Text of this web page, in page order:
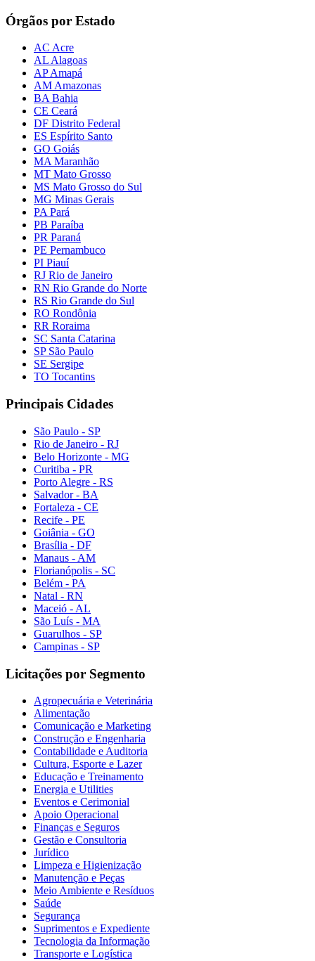
Órgãos por Estado
AC Acre
AL Alagoas
AP Amapá
AM Amazonas
BA Bahia
CE Ceará
DF Distrito Federal
ES Espírito Santo
GO Goiás
MA Maranhão
MT Mato Grosso
MS Mato Grosso do Sul
MG Minas Gerais
PA Pará
PB Paraíba
PR Paraná
PE Pernambuco
PI Piauí
RJ Rio de Janeiro
RN Rio Grande do Norte
RS Rio Grande do Sul
RO Rondônia
RR Roraima
SC Santa Catarina
SP São Paulo
SE Sergipe
TO Tocantins
Principais Cidades
São Paulo - SP
Rio de Janeiro - RJ
Belo Horizonte - MG
Curitiba - PR
Porto Alegre - RS
Salvador - BA
Fortaleza - CE
Recife - PE
Goiânia - GO
Brasília - DF
Manaus - AM
Florianópolis - SC
Belém - PA
Natal - RN
Maceió - AL
São Luís - MA
Guarulhos - SP
Campinas - SP
Licitações por Segmento
Agropecuária e Veterinária
Alimentação
Comunicação e Marketing
Construção e Engenharia
Contabilidade e Auditoria
Cultura, Esporte e Lazer
Educação e Treinamento
Energia e Utilities
Eventos e Cerimonial
Apoio Operacional
Finanças e Seguros
Gestão e Consultoria
Jurídico
Limpeza e Higienização
Manutenção e Peças
Meio Ambiente e Resíduos
Saúde
Segurança
Suprimentos e Expediente
Tecnologia da Informação
Transporte e Logística